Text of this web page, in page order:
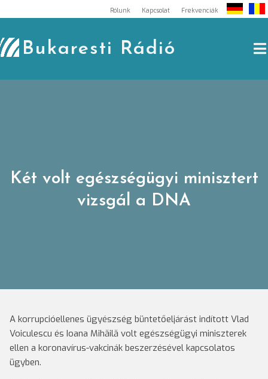
to
content
Rólunk Kapcsolat Frekvenciák
Bukaresti Rádió
Két volt egészségügyi minisztert
vizsgál a DNA
A korrupcióellenes ügyészség büntetőeljárást indított Vlad
Voiculescu és Ioana Mihăilă volt egészségügyi miniszterek
ellen a koronavírus-vakcinák beszerzésével kapcsolatos
ügyben.